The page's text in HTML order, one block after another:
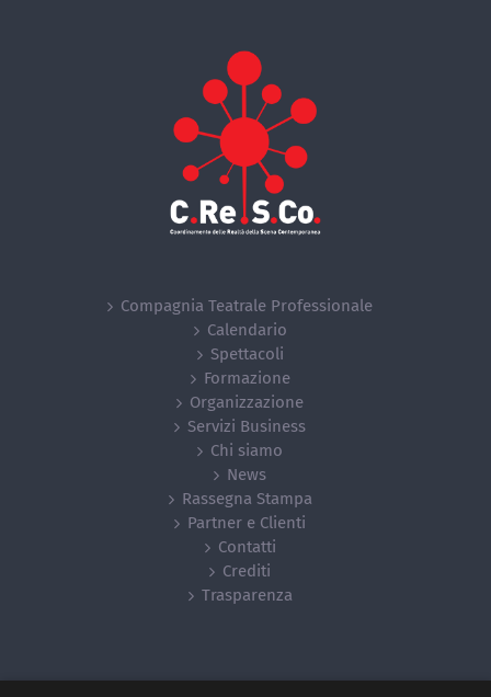
Compagnia Teatrale Professionale
Calendario
Spettacoli
Formazione
Organizzazione
Servizi Business
Chi siamo
News
Rassegna Stampa
Partner e Clienti
Contatti
Crediti
Trasparenza